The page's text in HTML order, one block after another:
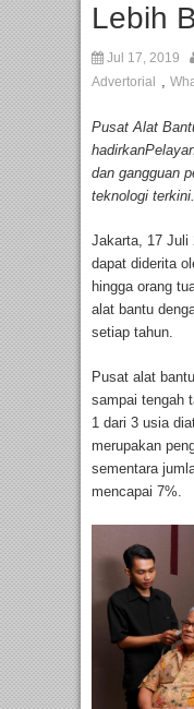
Lebih
Jul 17, 2019
Advertorial
,
Pusat Alat
dan gangguan
teknologi terkini.
Jakarta, 17 Juli
dapat diderita
hingga orang
alat bantu
setiap tahun.
Pusat alat
sampai tengah
1 dari 3 usia
merupakan
sementara
mencapai 7%.